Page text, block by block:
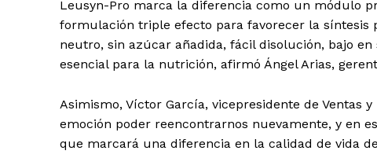
Leusyn-Pro marca la diferencia como un módulo
formulación triple efecto para favorecer la síntesis
neutro, sin azúcar añadida, fácil disolución, bajo
esencial para la nutrición, afirmó Ángel Arias,
Asimismo, Víctor García, vicepresidente de Ventas
emoción poder reencontrarnos nuevamente, y en
que marcará una diferencia en la calidad de vida